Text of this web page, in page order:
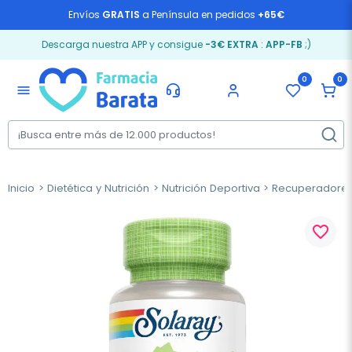
Envíos GRATIS a Península en pedidos +65€
Descarga nuestra APP y consigue -3€ EXTRA: APP-FB ;)
menu
0 0
Inicio Dietética y Nutrición Nutrición Deportiva
favorite_border